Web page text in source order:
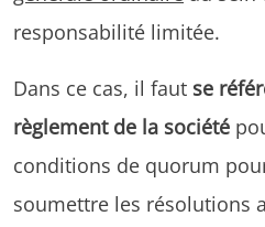
responsabilité limitée.
Dans ce cas, il faut se
règlement de la société
conditions de quorum
soumettre les résolutions